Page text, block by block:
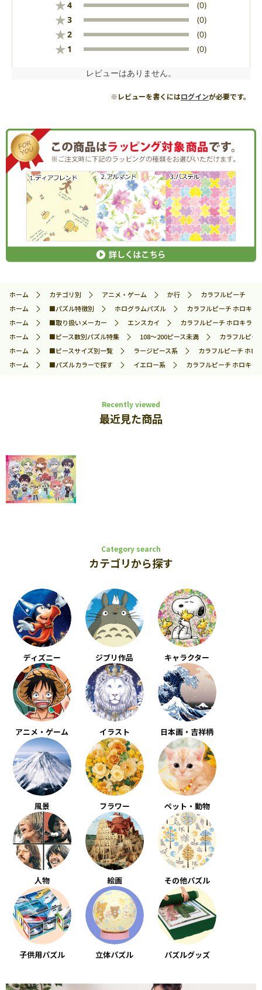
★4 (0)
★3 (0)
★2 (0)
★ 1 (0)
レビューはありません。
※レビューを書くにはログインが必要です。
ホーム カテゴリ別 アニメ・ゲーム か行
カラフルピーチ
ホーム
■パズル特徴別 ホログラムパズル
カラフルピーチ ホロキ
ホーム
■取り扱いメーカー エンスカイ
カラフルピーチ ホロキラ
ホーム
■ピース数別パズル特集 108～200ピース未満
カラフルピ
ホーム
■ピースサイズ別一覧 ラージピース系
カラフルピーチ ホ
ホーム
■パズルカラーで探す イエロー系 カラフルピーチ ホロキ
Recently viewed
最近見た商品
Category search
カテゴリから探す
ディズニー ジブリ作品 キャラクター
アニメ・ゲーム イラスト 日本画・吉祥柄
風景 フラワー ペット・動物
人物 絵画 その他パズル
子供用パズル 立体パズル パズルグッズ